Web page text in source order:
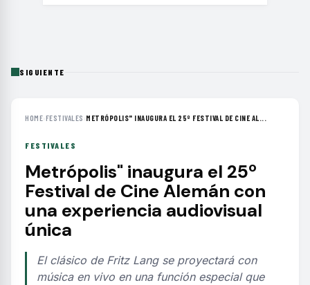
SIGUIENTE
HOME›FESTIVALES ›METRÓPOLIS" INAUGURA EL 25º FESTIVAL DE CINE AL...
FESTIVALES
Metrópolis" inaugura el 25º
Festival de Cine Alemán con
una experiencia audiovisual
única
El clásico de Fritz Lang se proyectará con
música en vivo en una función especial que